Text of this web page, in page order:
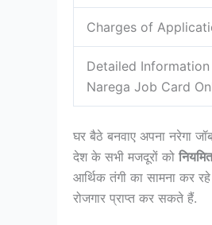
Charges of
Detailed
Narega Job Card
घर बैठे बनवाए अपना नरेगा
देश के सभी मजदूरों को
आर्थिक तंगी का सामना कर
रोजगार प्राप्त कर सकते हैं.